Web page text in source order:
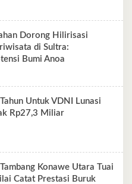
Dorong Hilirisasi
di Sultra:
Bumi Anoa
Untuk VDNI Lunasi
Rp27,3 Miliar
Konawe Utara Tuai
Catat Prestasi Buruk